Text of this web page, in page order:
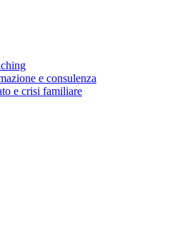
e consulenza
e crisi familiare